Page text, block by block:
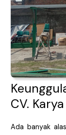
CV.
Ada banyak